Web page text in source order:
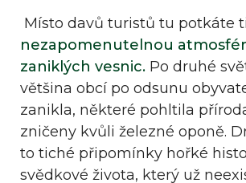
Místo davů turistů tu potkáte
nezapomenutelnou
zaniklých vesnic. Po druhé
většina obcí po odsunu
zanikla, některé pohltila
zničeny kvůli železné oponě.
to tiché připomínky hořké
svědkové života, který už